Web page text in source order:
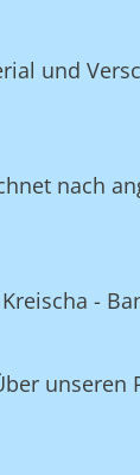
und
nach
-
unseren